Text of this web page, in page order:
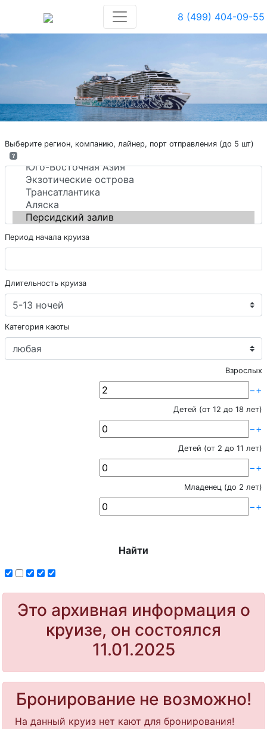
8 (499) 404-09-55
Выберите регион, компанию, лайнер, порт отправления (до 5 шт)
?
Период начала круиза
Длительность круиза
Категория каюты
Взрослых
−+
Детей (от 12 до 18 лет)
−+
Детей (от 2 до 11 лет)
−+
Младенец (до 2 лет)
−+
Найти
Это архивная информация о
круизе, он состоялся
11.01.2025
Бронирование не возможно!
На данный круиз нет кают для бронирования!